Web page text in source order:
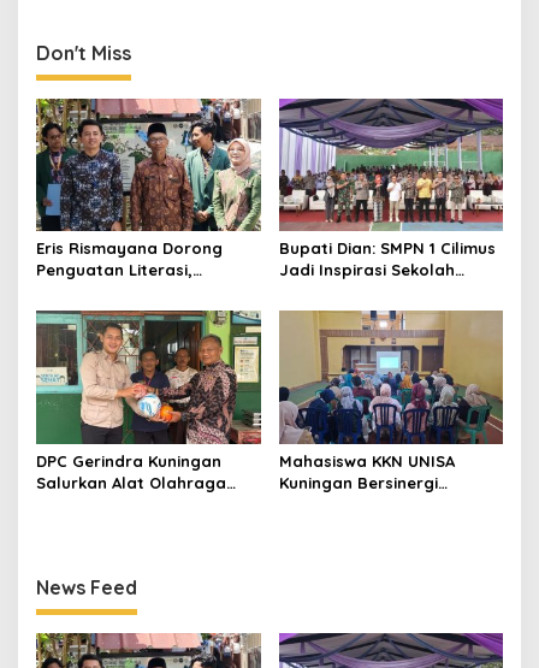
Don't Miss
Eris Rismayana Dorong
Penguatan Literasi,
KKN UIN Sunan Kalijaga di
Sagaranten
Bupati Dian: SMPN 1 Cilimus
Jadi Inspirasi Sekolah
Momentum Cetak Generasi
Emas
DPC Gerindra Kuningan
Salurkan Alat Olahraga
Mahasiswa KKN UNISA
Kuningan Bersinergi
News Feed